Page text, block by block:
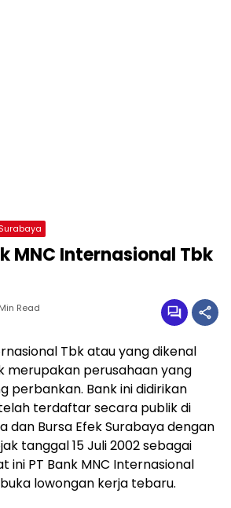
Surabaya
MNC Internasional Tbk
Read
Tbk atau yang dikenal
merupakan perusahaan yang
perbankan. Bank ini didirikan
terdaftar secara publik di
dan Bursa Efek Surabaya dengan
tanggal 15 Juli 2002 sebagai
ini PT Bank MNC Internasional
lowongan kerja tebaru.